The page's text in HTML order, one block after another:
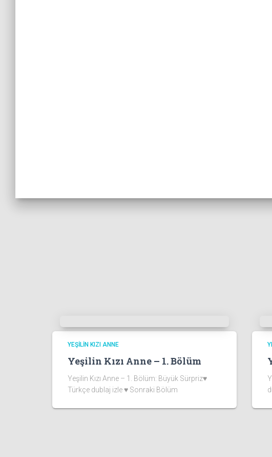
YEŞILIN KIZI ANNE
Yeşilin Kızı Anne – 1. Bölüm
Yeşilin Kızı Anne – 1. Bölüm: Büyük Sürpriz♥
Türkçe dublaj izle ♥ Sonraki Bölüm